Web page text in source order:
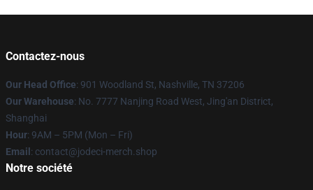
Contactez-nous
Our Head Office: 901 Woodland St, Nashville, TN 37206
Our Warehouse: No. 7777 Nanjing Road West, Jing'an District,
Shanghai
Hour: 9AM – 5PM (Mon – Fri)
Email : contact@jodeci-merch.shop
Notre société